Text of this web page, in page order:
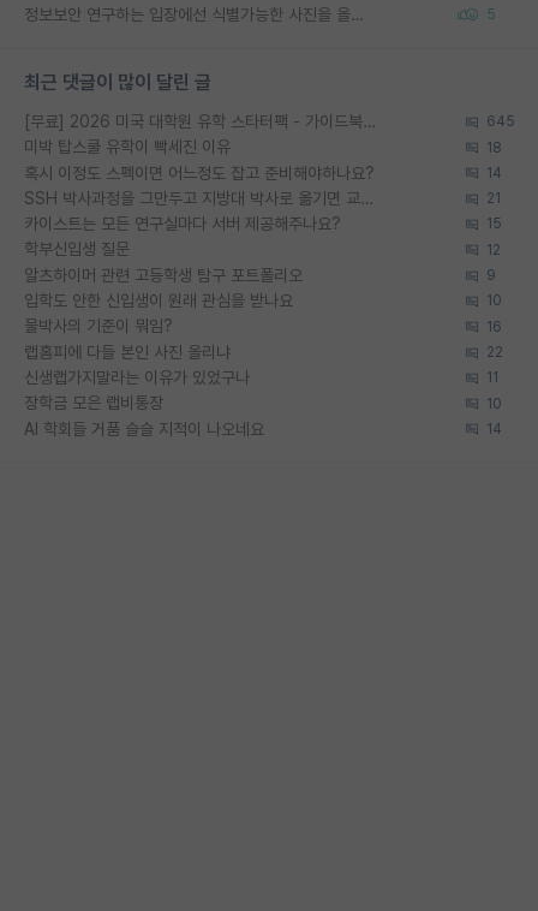
정보보안 연구하는 입장에선 식별가능한 사진을 올리는건 비추이긴함 5
최근 댓글이 많이 달린 글
[무료] 2026 미국 대학원 유학 스타터팩 - 가이드북 & 합격자 컨택메일 템플릿 645
미박 탑스쿨 유학이 빡세진 이유 18
혹시 이정도 스펙이면 어느정도 잡고 준비해야하나요? 14
SSH 박사과정을 그만두고 지방대 박사로 옮기면 교수의 꿈은 끝일까요? 21
카이스트는 모든 연구실마다 서버 제공해주나요? 15
학부신입생 질문 12
알츠하이머 관련 고등학생 탐구 포트폴리오 9
입학도 안한 신입생이 원래 관심을 받나요 10
물박사의 기준이 뭐임? 16
랩홈피에 다들 본인 사진 올리냐 22
신생랩가지말라는 이유가 있었구나 11
장학금 모은 랩비통장 10
AI 학회들 거품 슬슬 지적이 나오네요 14